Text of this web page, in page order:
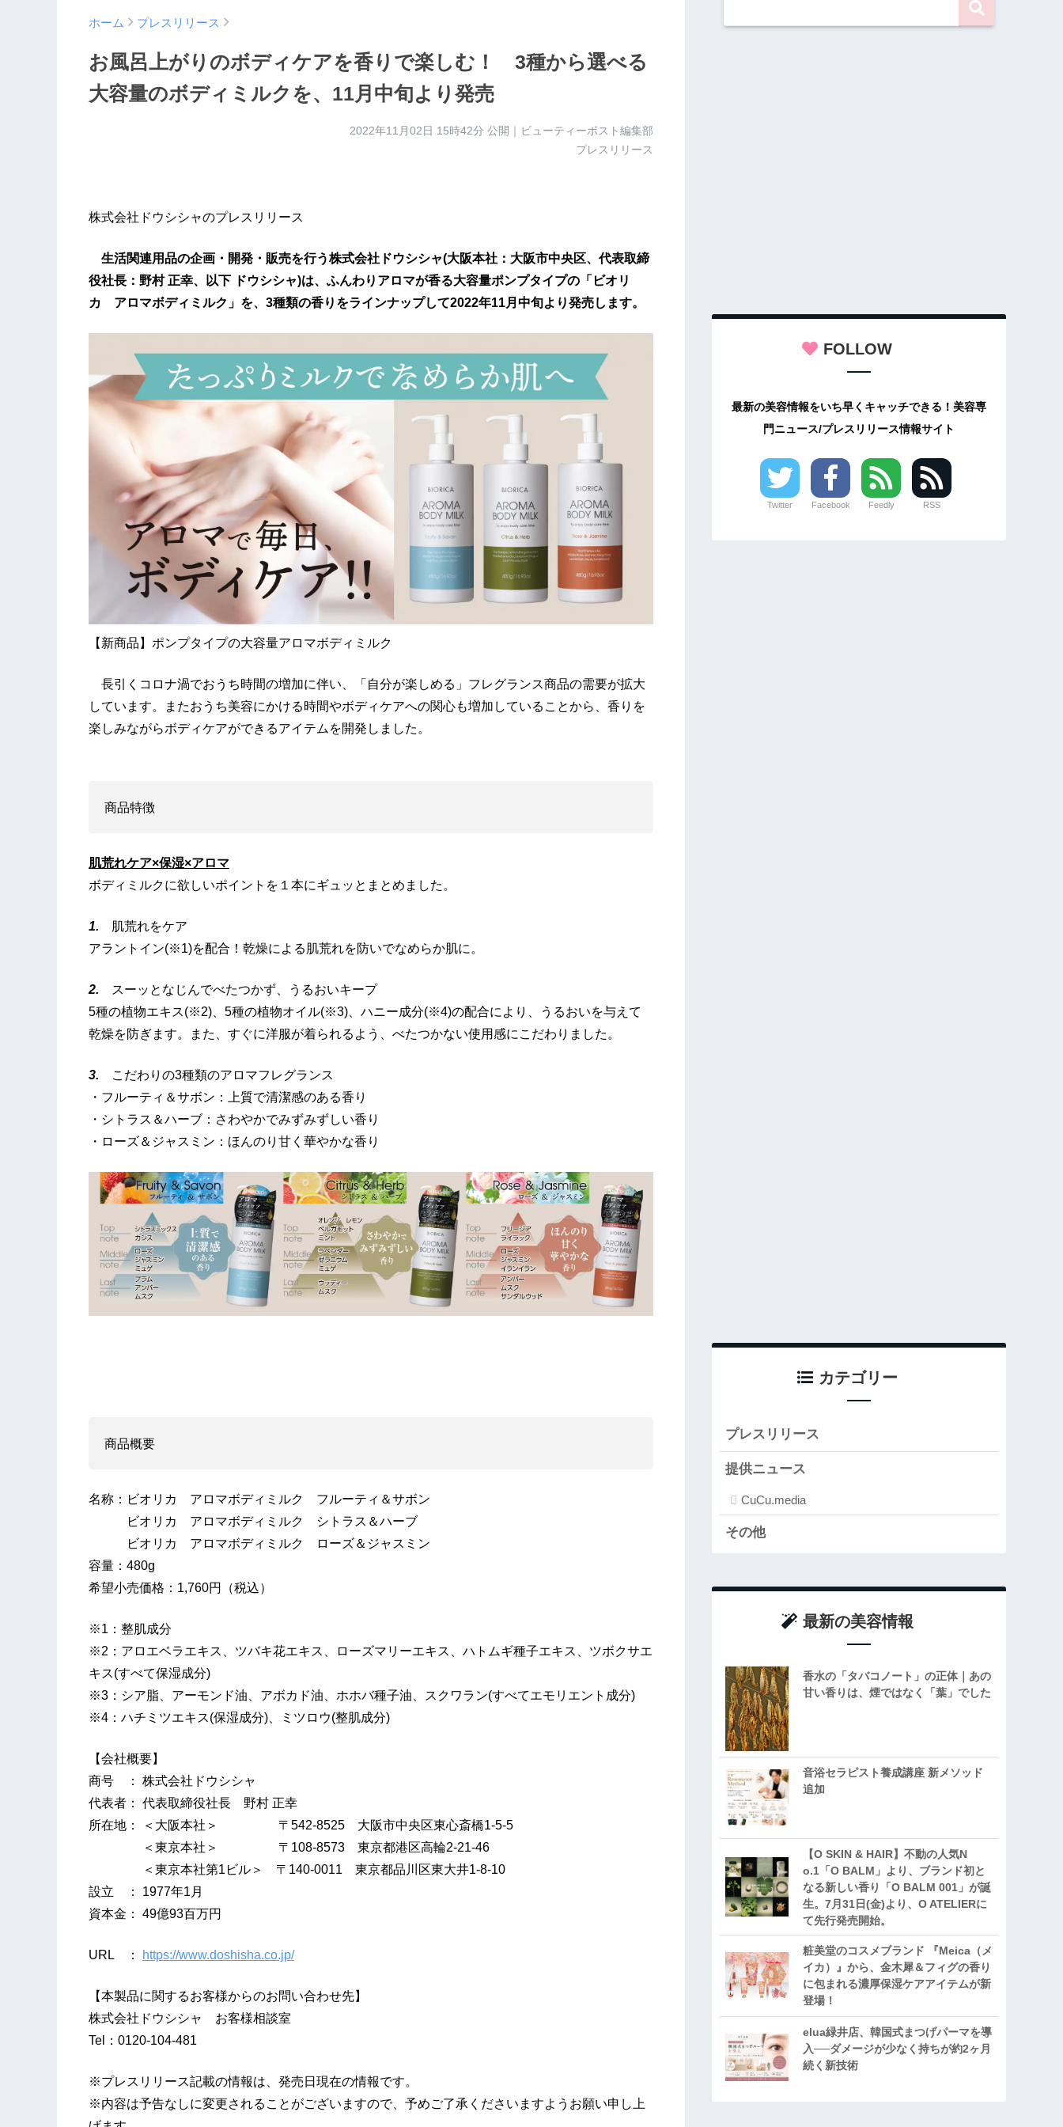
ホーム プレスリリース
お風呂上がりのボディケアを香りで楽しむ！ 3種から選べる
大容量のボディミルクを、11月中旬より発売
2022年11月02日 15時42分 公開｜ビューティーポスト編集部
プレスリリース
株式会社ドウシシャのプレスリリース
生活関連用品の企画・開発・販売を行う株式会社ドウシシャ(大阪本社：大阪市中央区、代表取締
役社長：野村 正幸、以下 ドウシシャ)は、ふんわりアロマが香る大容量ポンプタイプの「ビオリ
カ アロマボディミルク」を、3種類の香りをラインナップして2022年11月中旬より発売します。
【新商品】ポンプタイプの大容量アロマボディミルク
長引くコロナ渦でおうち時間の増加に伴い、「自分が楽しめる」フレグランス商品の需要が拡大
しています。またおうち美容にかける時間やボディケアへの関心も増加していることから、香りを
楽しみながらボディケアができるアイテムを開発しました。
商品特徴
肌荒れケア×保湿×アロマ
ボディミルクに欲しいポイントを１本にギュッとまとめました。
1. 肌荒れをケア
アラントイン(※1)を配合！乾燥による肌荒れを防いでなめらか肌に。
2. スーッとなじんでべたつかず、うるおいキープ
5種の植物エキス(※2)、5種の植物オイル(※3)、ハニー成分(※4)の配合により、うるおいを与えて
乾燥を防ぎます。また、すぐに洋服が着られるよう、べたつかない使用感にこだわりました。
3. こだわりの3種類のアロマフレグランス
・フルーティ＆サボン：上質で清潔感のある香り
・シトラス＆ハーブ：さわやかでみずみずしい香り
・ローズ＆ジャスミン：ほんのり甘く華やかな香り
​商品概要
名称：ビオリカ アロマボディミルク フルーティ＆サボン
ビオリカ アロマボディミルク シトラス＆ハーブ
ビオリカ アロマボディミルク ローズ＆ジャスミン
容量：480g
希望小売価格：1,760円（税込）
※1：整肌成分
※2：アロエベラエキス、ツバキ花エキス、ローズマリーエキス、ハトムギ種子エキス、ツボクサエ
キス(すべて保湿成分)
※3：シア脂、アーモンド油、アボカド油、ホホバ種子油、スクワラン(すべてエモリエント成分)
※4：ハチミツエキス(保湿成分)、ミツロウ(整肌成分)
【会社概要】
商号 ： 株式会社ドウシシャ
代表者： 代表取締役社長 野村 正幸
所在地： ＜大阪本社＞ 〒542-8525 大阪市中央区東心斎橋1-5-5
＜東京本社＞ 〒108-8573 東京都港区高輪2-21-46
＜東京本社第1ビル＞ 〒140-0011 東京都品川区東大井1-8-10
設立 ： 1977年1月
資本金： 49億93百万円
URL ： https://www.doshisha.co.jp/
【本製品に関するお客様からのお問い合わせ先】
株式会社ドウシシャ お客様相談室
Tel：0120-104-481
※プレスリリース記載の情報は、発売日現在の情報です。
※内容は予告なしに変更されることがございますので、予めご了承くださいますようお願い申し上
FOLLOW
最新の美容情報をいち早くキャッチできる！美容専
門ニュース/プレスリリース情報サイト
Twitter Facebook Feedly RSS
カテゴリー
プレスリリース
提供ニュース
CuCu.media
その他
最新の美容情報
香水の「タバコノート」の正体｜あの
甘い香りは、煙ではなく「葉」でした
音浴セラピスト養成講座 新メソッド
追加
【O SKIN & HAIR】不動の人気N
o.1「O BALM」より、ブランド初と
なる新しい香り「O BALM 001」が誕
生。7月31日(金)より、O ATELIERに
て先行発売開始。
粧美堂のコスメブランド 『Meica（メ
イカ）』から、金木犀＆フィグの香り
に包まれる濃厚保湿ケアアイテムが新
登場！
elua緑井店、韓国式まつげパーマを導
入──ダメージが少なく持ちが約2ヶ月
続く新技術